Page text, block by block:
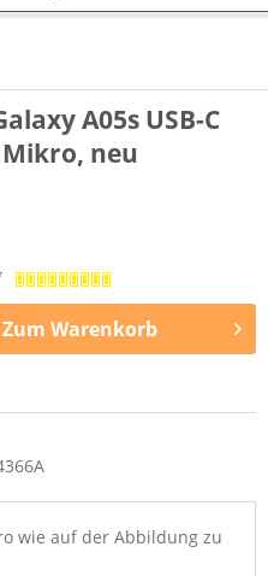
A05s USB-C
neu
Zum Warenkorb
wie auf der Abbildung zu